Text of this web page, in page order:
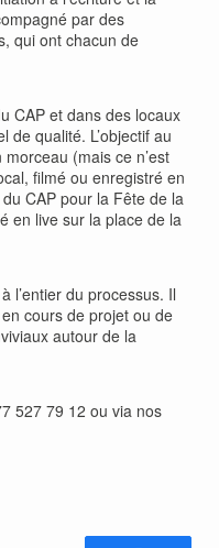
par des
qui ont chacun de
CAP et dans des locaux
de qualité. L’objectif au
(mais ce n’est
filmé ou enregistré en
CAP pour la Fête de la
en live sur la place de la
l’entier du processus. Il
cours de projet ou de
autour de la
527 79 12 ou via nos